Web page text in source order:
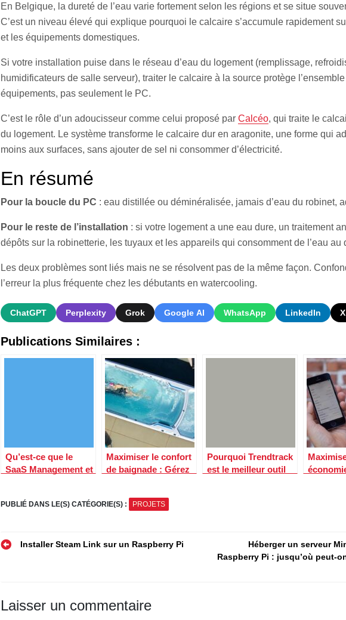
En Belgique, la dureté de l’eau varie fortement selon les régions et se situe
C’est un niveau élevé qui explique pourquoi le calcaire s’accumule rapidement
et les équipements domestiques.
Si votre installation puise dans le réseau d’eau du logement (remplissage,
humidificateurs de salle serveur), traiter le calcaire à la source protège
équipements, pas seulement le PC.
C’est le rôle d’un adoucisseur comme celui proposé par Calcéo, qui traite le
du logement. Le système transforme le calcaire dur en aragonite, une forme qui
moins aux surfaces, sans ajouter de sel ni consommer d’électricité.
En résumé
Pour la boucle du PC : eau distillée ou déminéralisée, jamais d’eau du robinet,
Pour le reste de l’installation : si votre logement a une eau dure, un traitement
dépôts sur la robinetterie, les tuyaux et les appareils qui consomment de l’eau au
Les deux problèmes sont liés mais ne se résolvent pas de la même façon.
l’erreur la plus fréquente chez les débutants en watercooling.
ChatGPT Perplexity Grok Google AI WhatsApp LinkedIn
Publications Similaires :
Qu’est-ce que le
SaaS Management et
indispensable pour
Maximiser le confort
de baignade : Gérez
domotique
Pourquoi Trendtrack
est le meilleur outil
PUBLIÉ DANS LE(S) CATÉGORIE(S) : PROJETS
Navigation
Installer Steam Link sur un Raspberry Pi
Héberger un serveur
Raspberry Pi : jusqu’où peut-
Laisser un commentaire